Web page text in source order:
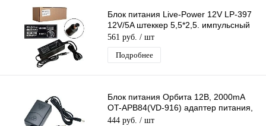
Блок питания Live-Power 12V LP-397
12V/5A штеккер 5,5*2,5. импульсный
561 руб. / шт
Подробнее
Блок питания Орбита 12В, 2000mA
OT-APB84(VD-916) адаптер питания,
шнур 1,2 м, штекер 5,5*2,5
444 руб. / шт